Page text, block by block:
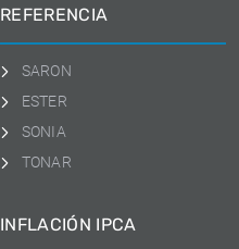
REFERENCIA
SARON
ESTER
SONIA
TONAR
INFLACIÓN IPCA